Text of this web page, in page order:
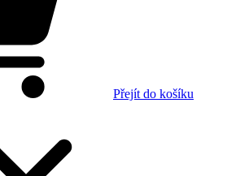
Přejít do košíku